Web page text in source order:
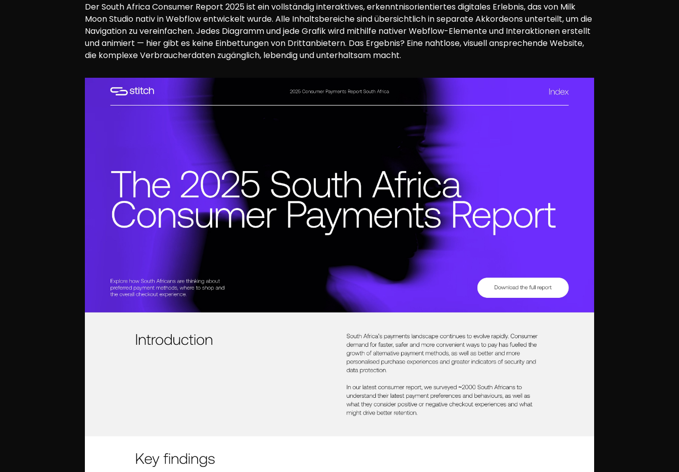
Der South Africa Consumer Report 2025 ist ein vollständig interaktives, erkenntnisorientiertes digitales Erlebnis, das von Milk
Moon Studio nativ in Webflow entwickelt wurde. Alle Inhaltsbereiche sind übersichtlich in separate Akkordeons unterteilt, um die
Navigation zu vereinfachen. Jedes Diagramm und jede Grafik wird mithilfe nativer Webflow-Elemente und Interaktionen erstellt
und animiert — hier gibt es keine Einbettungen von Drittanbietern. Das Ergebnis? Eine nahtlose, visuell ansprechende Website,
die komplexe Verbraucherdaten zugänglich, lebendig und unterhaltsam macht.